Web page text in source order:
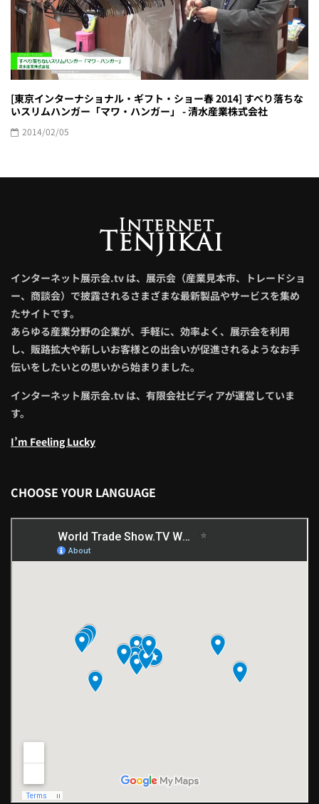
[東京インターナショナル・ギフト・ショー春 2014] すべり落ちな
いスリムハンガー「マワ・ハンガー」 - 清水産業株式会社
2014/02/05
インターネット展示会.tv は、展示会（産業見本市、トレードショ
ー、商談会）で披露されるさまざまな最新製品やサービスを集め
たサイトです。
あらゆる産業分野の企業が、手軽に、効率よく、展示会を利用
し、販路拡大や新しいお客様との出会いが促進されるようなお手
伝いをしたいとの思いから始まりました。
インターネット展示会.tv は、有限会社ビディアが運営していま
す。
I’m Feeling Lucky
CHOOSE YOUR LANGUAGE